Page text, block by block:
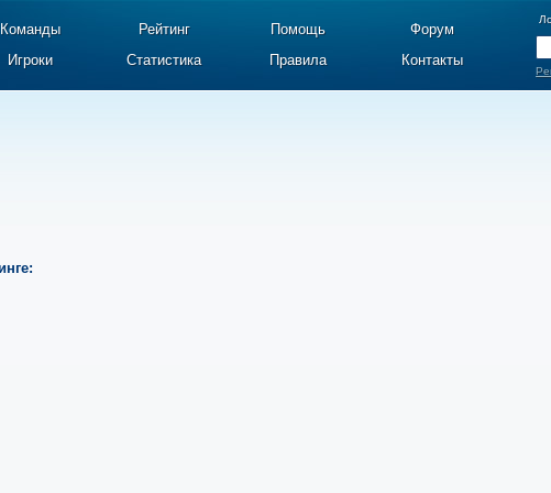
Команды Рейтинг Помощь
Форум
Игроки Статистика Правила Контакты